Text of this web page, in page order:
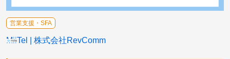
営業支援・SFA
MiiTel 株式会社RevComm